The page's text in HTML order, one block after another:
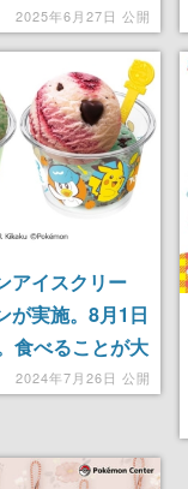
2025年6月27日 公開
アイスクリー
が実施。8月1日
食べることが大
チュウを中心
2024年7月26日 公開